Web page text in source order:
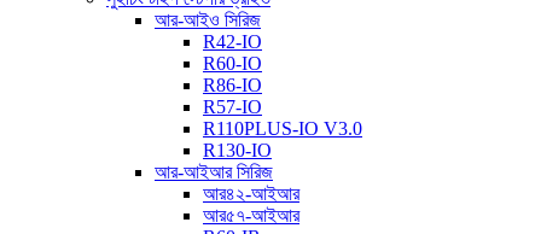
আর-আইও সিরিজ
R42-IO
R60-IO
R86-IO
R57-IO
R110PLUS-IO V3.0
R130-IO
আর-আইআর সিরিজ
আর৪২-আইআর
আর৫৭-আইআর